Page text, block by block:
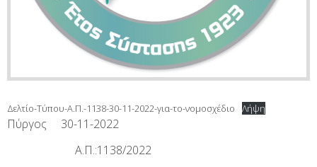
Δελτίο-Τύπου-Α.Π.-1138-30-11-2022-για-το-νομοσχέδιο Λήψη
Πύργος 30-11-2022
Α.Π.:1138/2022